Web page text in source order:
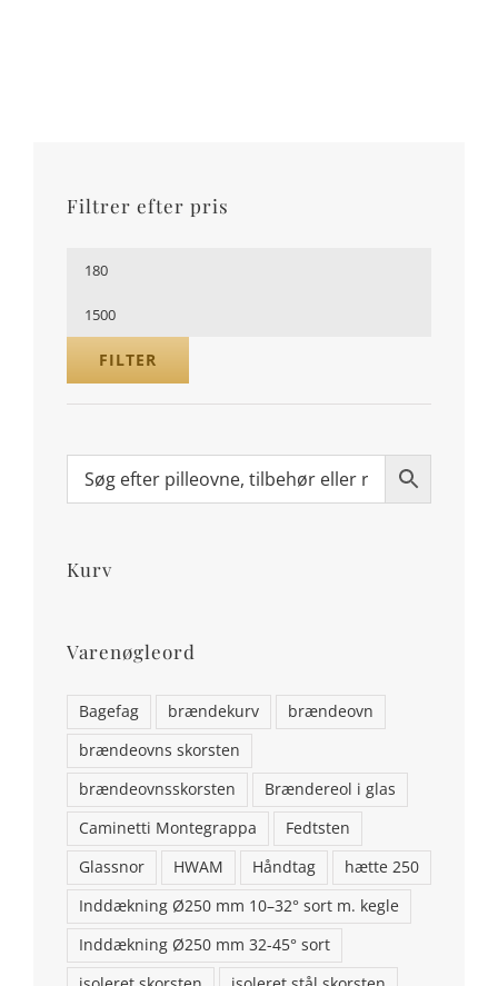
Filtrer efter pris
Mindste
Højeste
pris
FILTER
Kurv
Varenøgleord
Bagefag brændekurv
brændeovn
brændeovns skorsten
brændeovnsskorsten
Brændereol i glas
Caminetti Montegrappa
Fedtsten
Glassnor
HWAM Håndtag
hætte 250
Inddækning Ø250 mm 10–32° sort m. kegle
Inddækning Ø250 mm 32-45° sort